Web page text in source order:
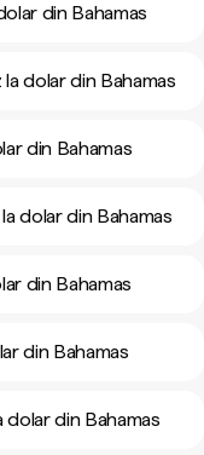
din Bahamas
dolar din Bahamas
din Bahamas
dolar din Bahamas
din Bahamas
din Bahamas
dolar din Bahamas